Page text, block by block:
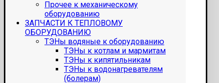
Прочее к механическому
оборудованию
ЗАПЧАСТИ К ТЕПЛОВОМУ
ОБОРУДОВАНИЮ
ТЭНы водяные к оборудованию
ТЭНы к котлам и мармитам
ТЭНы к кипятильникам
ТЭНы к водонагревателям
(болерам)